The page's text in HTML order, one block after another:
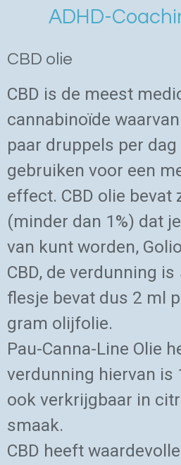
de
ADHD-
CBD olie
CBD is de meest
cannabinoïde
paar druppels per
gebruiken voor een
effect. CBD olie bevat
(minder dan 1%) dat
van kunt worden,
CBD, de verdunning is
flesje bevat dus 2 ml
gram olijfolie.
Pau-Canna-Line Olie
verdunning hiervan is
ook verkrijgbaar in
smaak.
CBD heeft